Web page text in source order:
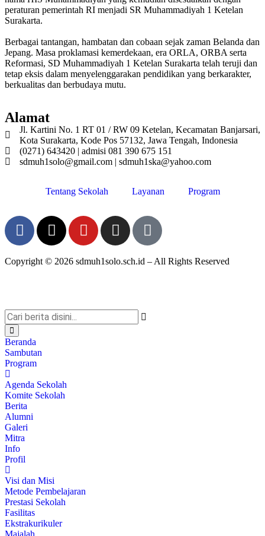
peraturan pemerintah RI menjadi SR Muhammadiyah 1 Ketelan
Surakarta.
Berbagai tantangan, hambatan dan cobaan sejak zaman Belanda dan
Jepang. Masa proklamasi kemerdekaan, era ORLA, ORBA serta
Reformasi, SD Muhammadiyah 1 Ketelan Surakarta telah teruji dan
tetap eksis dalam menyelenggarakan pendidikan yang berkarakter,
berkualitas dan berbudaya mutu.
Alamat
Jl. Kartini No. 1 RT 01 / RW 09 Ketelan, Kecamatan Banjarsari,
Kota Surakarta, Kode Pos 57132, Jawa Tengah, Indonesia
(0271) 643420 | admisi 081 390 675 151
sdmuh1solo@gmail.com | sdmuh1ska@yahoo.com
Tentang Sekolah Layanan Program
Copyright © 2026 sdmuh1solo.sch.id – All Rights Reserved
Beranda
Sambutan
Program
Agenda Sekolah
Komite Sekolah
Berita
Alumni
Galeri
Mitra
Info
Profil
Visi dan Misi
Metode Pembelajaran
Prestasi Sekolah
Fasilitas
Ekstrakurikuler
Majalah